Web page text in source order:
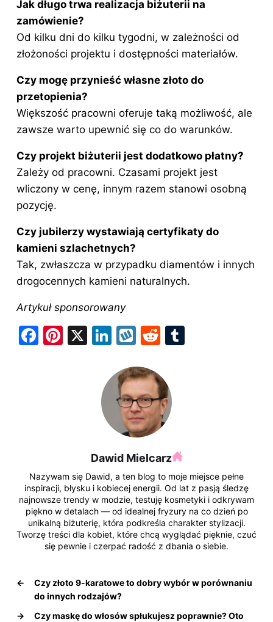
Jak długo trwa realizacja biżuterii na
zamówienie?
Od kilku dni do kilku tygodni, w zależności od
złożoności projektu i dostępności materiałów.
Czy mogę przynieść własne złoto do
przetopienia?
Większość pracowni oferuje taką możliwość, ale
zawsze warto upewnić się co do warunków.
Czy projekt biżuterii jest dodatkowo płatny?
Zależy od pracowni. Czasami projekt jest
wliczony w cenę, innym razem stanowi osobną
pozycję.
Czy jubilerzy wystawiają certyfikaty do
kamieni szlachetnych?
Tak, zwłaszcza w przypadku diamentów i innych
drogocennych kamieni naturalnych.
Artykuł sponsorowany
F
k
Pi X
Li
k
e
dI
n
W
k
o
p
R
d
di
t
Dawid Mielcarz
Nazywam się Dawid, a ten blog to moje miejsce pełne
inspiracji, błysku i kobiecej energii. Od lat z pasją śledzę
najnowsze trendy w modzie, testuję kosmetyki i odkrywam
piękno w detalach — od idealnej fryzury na co dzień po
unikalną biżuterię, która podkreśla charakter stylizacji.
Tworzę treści dla kobiet, które chcą wyglądać pięknie, czuć
się pewnie i czerpać radość z dbania o siebie.
←
Czy złoto 9-karatowe to dobry wybór w porównaniu
do innych rodzajów?
→
Czy maskę do włosów spłukujesz poprawnie? Oto